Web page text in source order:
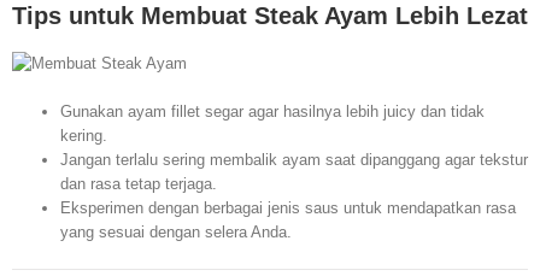
Tips untuk Membuat Steak Ayam Lebih Lezat
Gunakan ayam fillet segar agar hasilnya lebih juicy dan tidak
kering.
Jangan terlalu sering membalik ayam saat dipanggang agar tekstur
dan rasa tetap terjaga.
Eksperimen dengan berbagai jenis saus untuk mendapatkan rasa
yang sesuai dengan selera Anda.